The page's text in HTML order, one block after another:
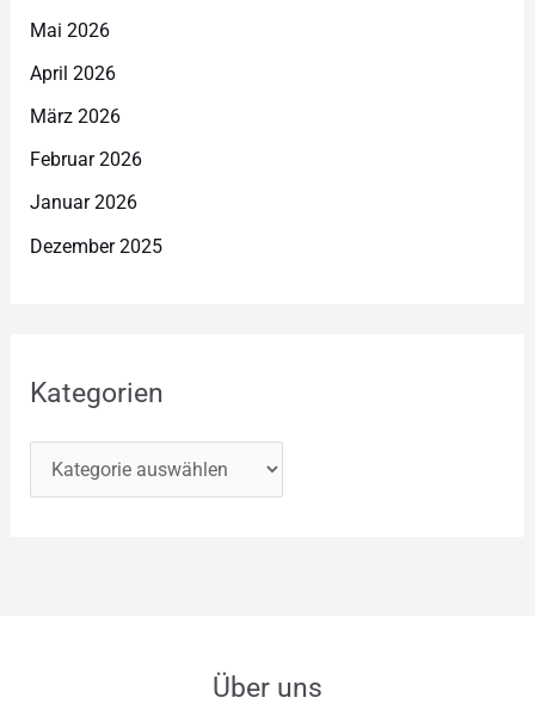
Mai 2026
April 2026
März 2026
Februar 2026
Januar 2026
Dezember 2025
Kategorien
Über uns